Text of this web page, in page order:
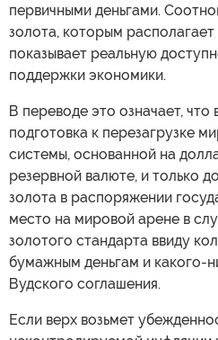
первичными деньгами.
золота, которым
показывает реальную
поддержки экономики.
В переводе это означает, что
подготовка к перезагрузке
системы, основанной на
резервной валюте, и только
золота в распоряжении
место на мировой арене в
золотого стандарта ввиду
бумажным деньгам и какого-
Вудского соглашения.
Если верх возьмет